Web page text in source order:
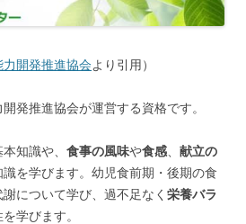
開発推進協会より引用）
発推進協会が運営する資格です。
知識や、 食事の風味や食感
献立の
を学びます。幼児食前期・後期の食
について学び、過不足なく 栄養バラ
学びます。